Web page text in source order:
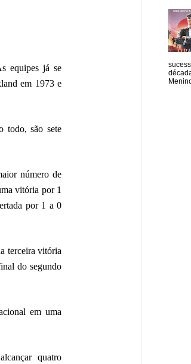
equipes já se
em 1973 e
todo, são sete
número de
vitória por 1
por 1 a 0
terceira vitória
do segundo
em uma
quatro